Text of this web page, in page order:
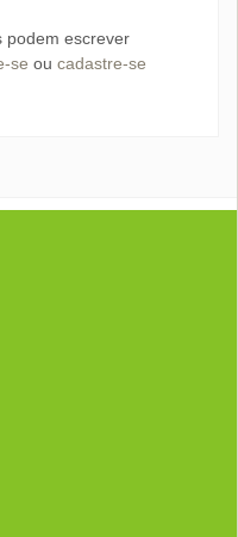
podem escrever
se ou cadastre-se